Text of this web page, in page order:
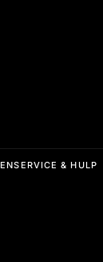
& HULP